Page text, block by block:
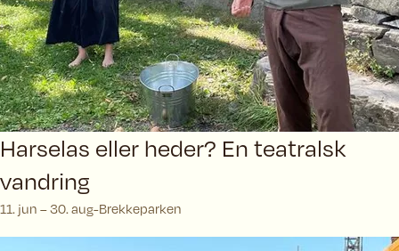
Harselas eller heder? En teatralsk
vandring
11. jun – 30. aug Brekkeparken